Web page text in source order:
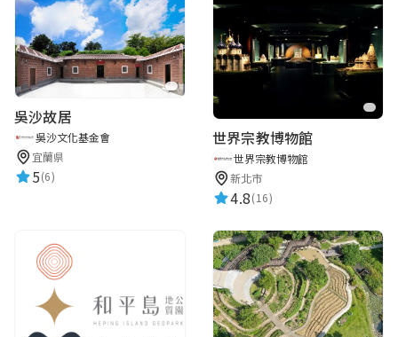
吳沙故居
吳沙文化基金會
宜蘭県
5(6)
世界宗教博物館
世界宗教博物館
新北市
4.8(16)